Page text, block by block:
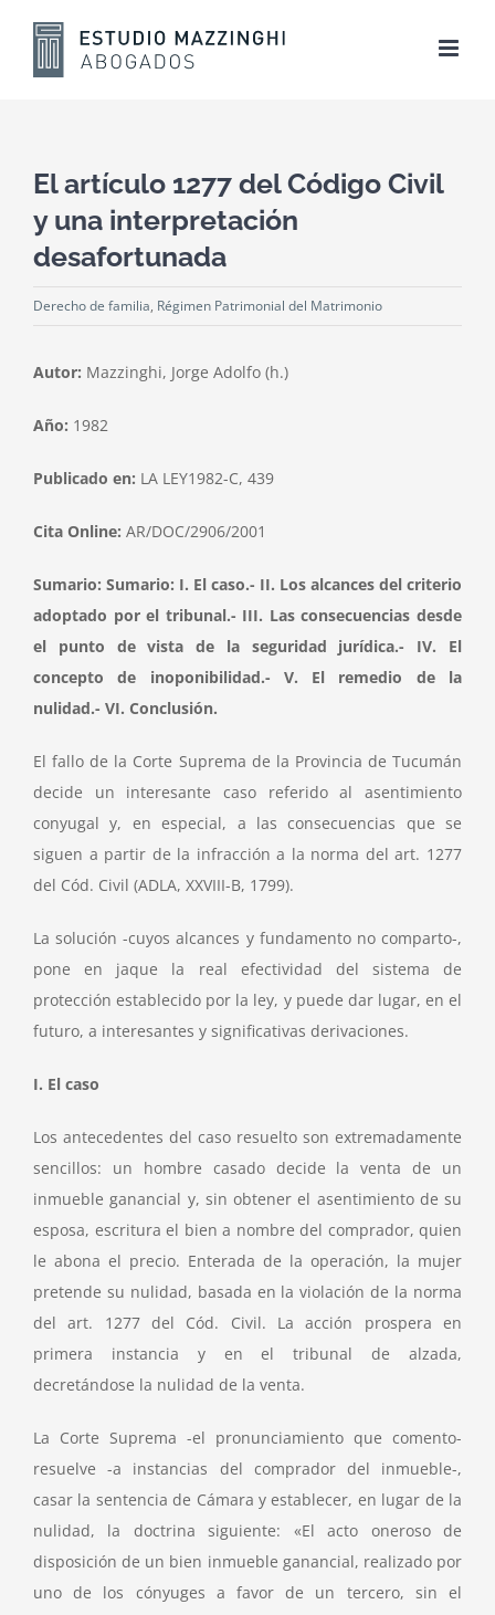
content
El artículo 1277 del Código Civil
y una interpretación
desafortunada
Derecho de familia, Régimen Patrimonial del Matrimonio
Autor: Mazzinghi, Jorge Adolfo (h.)
Año: 1982
Publicado en: LA LEY1982-C, 439
Cita Online: AR/DOC/2906/2001
Sumario: Sumario: I. El caso.- II. Los alcances del criterio
adoptado por el tribunal.- III. Las consecuencias desde
el punto de vista de la seguridad jurídica.- IV. El
concepto de inoponibilidad.- V. El remedio de la
nulidad.- VI. Conclusión.
El fallo de la Corte Suprema de la Provincia de Tucumán
decide un interesante caso referido al asentimiento
conyugal y, en especial, a las consecuencias que se
siguen a partir de la infracción a la norma del art. 1277
del Cód. Civil (ADLA, XXVIII-B, 1799).
La solución -cuyos alcances y fundamento no comparto-,
pone en jaque la real efectividad del sistema de
protección establecido por la ley, y puede dar lugar, en el
futuro, a interesantes y significativas derivaciones.
I. El caso
Los antecedentes del caso resuelto son extremadamente
sencillos: un hombre casado decide la venta de un
inmueble ganancial y, sin obtener el asentimiento de su
esposa, escritura el bien a nombre del comprador, quien
le abona el precio. Enterada de la operación, la mujer
pretende su nulidad, basada en la violación de la norma
del art. 1277 del Cód. Civil. La acción prospera en
primera instancia y en el tribunal de alzada,
decretándose la nulidad de la venta.
La Corte Suprema -el pronunciamiento que comento-
resuelve -a instancias del comprador del inmueble-,
casar la sentencia de Cámara y establecer, en lugar de la
nulidad, la doctrina siguiente: «El acto oneroso de
disposición de un bien inmueble ganancial, realizado por
uno de los cónyuges a favor de un tercero, sin el